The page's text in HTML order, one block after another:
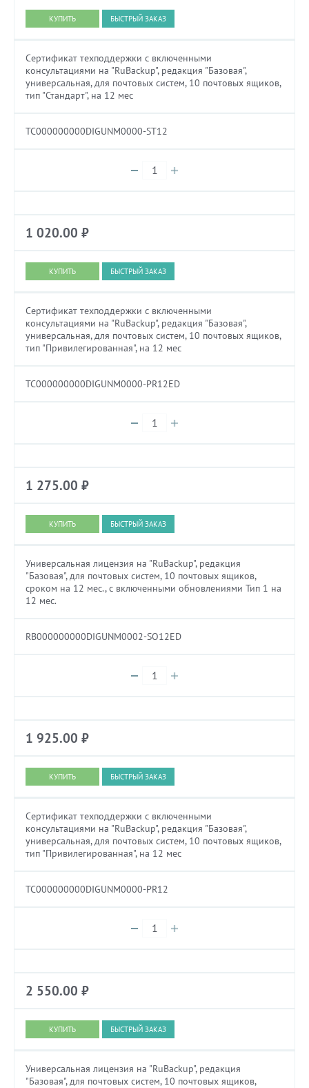
БЫСТРЫЙ ЗАКАЗ
Сертификат техподдержки с включенными
консультациями на "RuBackup", редакция "Базовая",
универсальная, для почтовых систем, 10 почтовых ящиков,
тип "Стандарт", на 12 мес
TC000000000DIGUNM0000-ST12
1 020.00 ₽
БЫСТРЫЙ ЗАКАЗ
Сертификат техподдержки с включенными
консультациями на "RuBackup", редакция "Базовая",
универсальная, для почтовых систем, 10 почтовых ящиков,
тип "Привилегированная", на 12 мес
TC000000000DIGUNM0000-PR12ED
1 275.00 ₽
БЫСТРЫЙ ЗАКАЗ
Универсальная лицензия на "RuBackup", редакция
"Базовая", для почтовых систем, 10 почтовых ящиков,
сроком на 12 мес., с включенными обновлениями Тип 1 на
12 мес.
RB000000000DIGUNM0002-SO12ED
1 925.00 ₽
БЫСТРЫЙ ЗАКАЗ
Сертификат техподдержки с включенными
консультациями на "RuBackup", редакция "Базовая",
универсальная, для почтовых систем, 10 почтовых ящиков,
тип "Привилегированная", на 12 мес
TC000000000DIGUNM0000-PR12
2 550.00 ₽
БЫСТРЫЙ ЗАКАЗ
Универсальная лицензия на "RuBackup", редакция
"Базовая", для почтовых систем, 10 почтовых ящиков,